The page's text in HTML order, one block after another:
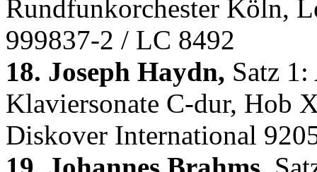
Rundfunkorchester Köln,
999837-2 / LC 8492
18. Joseph Haydn, Satz
Klaviersonate C-dur, Hob
Diskover International